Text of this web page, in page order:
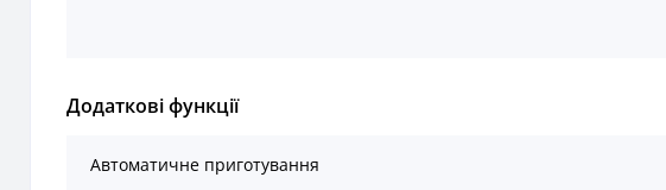
Додаткові функції
Автоматичне приготування